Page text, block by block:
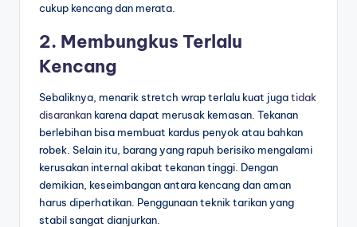
cukup kencang dan merata.
2. Membungkus Terlalu
Kencang
Sebaliknya, menarik stretch wrap terlalu kuat jugatidak
disarankan karena dapat merusak kemasan. Tekanan
berlebihan bisa membuat kardus penyok atau bahkan
robek. Selain itu, barang yang rapuh berisiko mengalami
kerusakan internal akibat tekanan tinggi. Dengan
demikian, keseimbangan antara kencang dan aman
harus diperhatikan. Penggunaan teknik tarikan yang
stabil sangat dianjurkan.